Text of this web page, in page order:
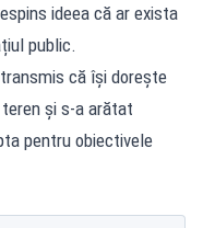
ideea că ar exista
public.
că își dorește
și s-a arătat
pentru obiectivele